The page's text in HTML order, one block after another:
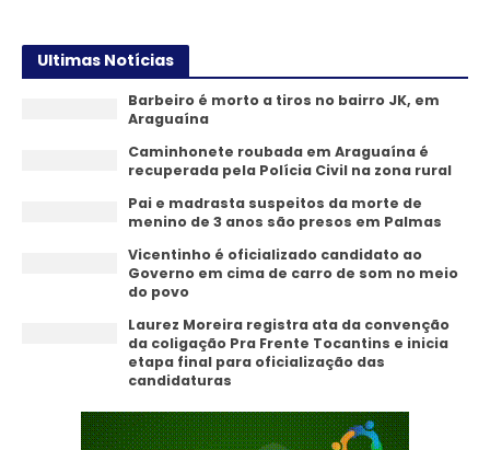
Ultimas Notícias
Barbeiro é morto a tiros no bairro JK, em
Araguaína
Caminhonete roubada em Araguaína é
recuperada pela Polícia Civil na zona rural
Pai e madrasta suspeitos da morte de
menino de 3 anos são presos em Palmas
Vicentinho é oficializado candidato ao
Governo em cima de carro de som no meio
do povo
Laurez Moreira registra ata da convenção
da coligação Pra Frente Tocantins e inicia
etapa final para oficialização das
candidaturas